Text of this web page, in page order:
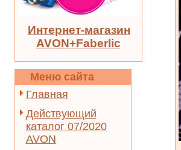
Интернет-магазин
AVON+Faberlic
Меню сайта
Главная
Действующий
каталог 07/2020
AVON